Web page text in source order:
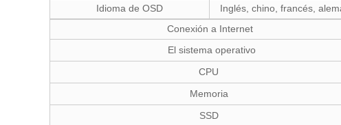
Idioma de OSD
Inglés, chino, francés,
Conexión a Internet
El sistema operativo
CPU
Memoria
SSD